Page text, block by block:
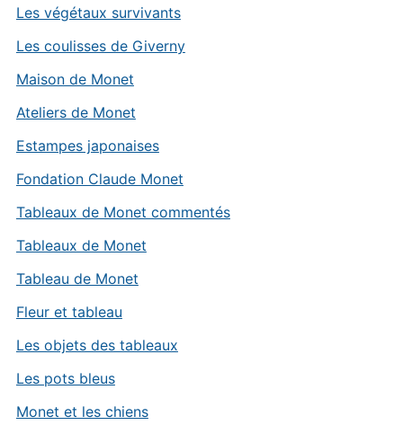
Les végétaux survivants
Les coulisses de Giverny
Maison de Monet
Ateliers de Monet
Estampes japonaises
Fondation Claude Monet
Tableaux de Monet commentés
Tableaux de Monet
Tableau de Monet
Fleur et tableau
Les objets des tableaux
Les pots bleus
Monet et les chiens